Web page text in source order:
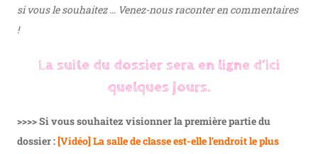
si vous le souhaitez … Venez-nous raconter en commentaires
!
La suite du dossier sera en ligne d’ici
quelques jours.
>>>> Si vous souhaitez visionner la première partie du
dossier : [Vidéo] La salle de classe est-elle l’endroit le plus